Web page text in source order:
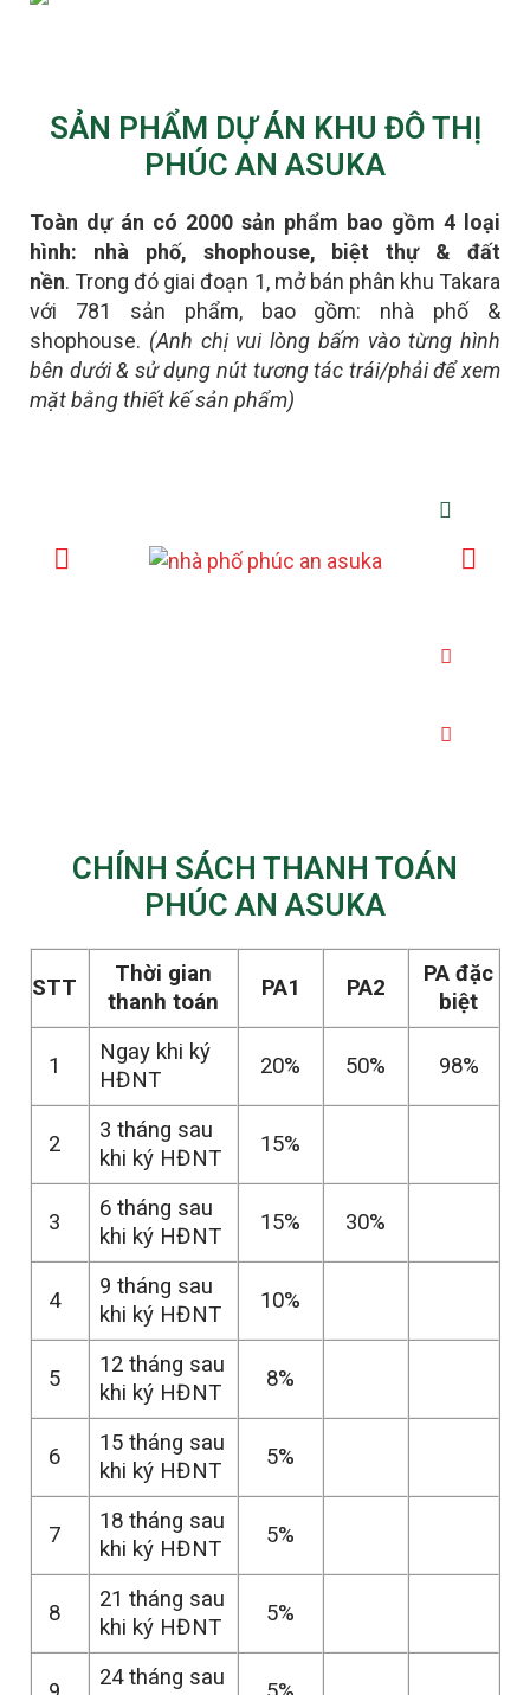
SẢN PHẨM DỰ ÁN KHU ĐÔ THỊ
PHÚC AN ASUKA
Toàn dự án có 2000 sản phẩm bao gồm 4 loại
hình: nhà phố, shophouse, biệt thự & đất
nền. Trong đó giai đoạn 1, mở bán phân khu Takara
với 781 sản phẩm, bao gồm: nhà phố &
shophouse. (Anh chị vui lòng bấm vào từng hình
bên dưới & sử dụng nút tương tác trái/phải để xem
mặt bằng thiết kế sản phẩm)
CHÍNH SÁCH THANH TOÁN
PHÚC AN ASUKA
STT
Thời gian
thanh toán
PA1 PA2
PA đặc
biệt
1
Ngay khi ký
HĐNT
20% 50% 98%
2
3 tháng sau
khi ký HĐNT
15%
3
6 tháng sau
khi ký HĐNT
15% 30%
4
9 tháng sau
khi ký HĐNT
10%
5
12 tháng sau
khi ký HĐNT
8%
6
15 tháng sau
khi ký HĐNT
5%
7
18 tháng sau
khi ký HĐNT
5%
8
21 tháng sau
khi ký HĐNT
5%
24 tháng sau